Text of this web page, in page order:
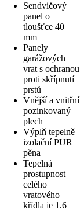
Sendvičový
panel o
tloušťce 40
mm
Panely
garážových
vrat s ochranou
proti skřípnutí
prstů
Vnější a vnitřní
pozinkovaný
plech
Výplň tepelně
izolační PUR
pěna
Tepelná
prostupnost
celého
vratového
křídla je 1,6